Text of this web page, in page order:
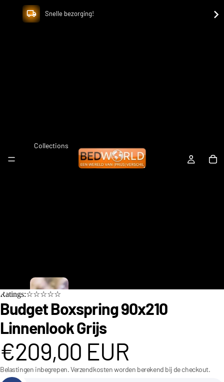
Snelle bezorging!
Collections
n
d
e
r
e
Ratings:☆☆☆☆☆
Budget Boxspring 90x210
Linnenlook Grijs
€209,00 EUR
Belastingen inbegrepen. Verzendkosten worden berekend bij de checkout.